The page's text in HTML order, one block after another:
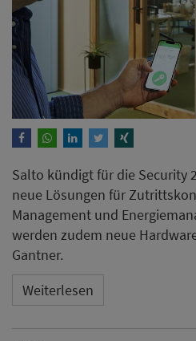
Salto kündigt für die Security
neue Lösungen für
Management und
werden zudem neue
Gantner.
Weiterlesen